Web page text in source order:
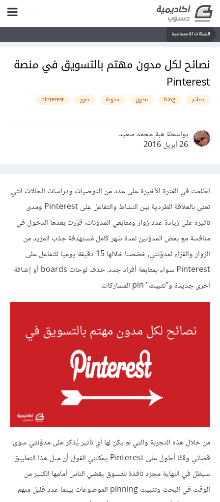
الشبكات الاجتماعية
نصائح لكل مدون مهتم بالتسويق في منصة
Pinterest
نصائح blog مدون مدونة صور pinterest
بواسطة هبة محمد سعيد
26 أبريل 2016
اطّلعت في الفترة الأخيرة على عدد من التوصيات ودراسات الحالات التي
تعنى بالعلاقة الطردية بين النشاط والتفاعل على Pinterest ومدى
تأثيره على زيادة عدد زوار ومتابعي المدوّنات، قرّرت بعدها الدخول في
منافسة مع بعض المدوِّنين لمدة شهر كامل مُستهدفة جذب المزيد من
الزوار والقرّاء لمدوَّنتي، خصّصنا خلالها 15 دقيقة يوميا للتفاعل على
Pinterest سواء بمتابعة أفراد جدد، حذف لوحات boards أو إضافة
أخرى جديدة و"تثبيت" pin المشاركات.
من خلال هذه التجربة والتي لم يكن لها أي تأثير يُذكر على مدوَّنتي سوى
قضائي وقتًا أطول على Pinterest يمكنني القول أن مثل هذا التطبيق
سيظل في النهاية مجرد نافذة للتسوق يقضي الناس أمامها الكثير من
الوقت في البحث وتثبيت pinning الموضوعات بينما عدد قليل منهم